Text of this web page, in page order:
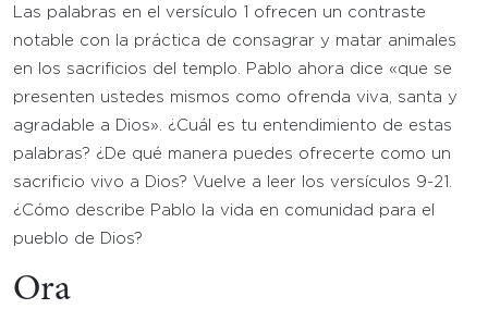
Las palabras en el versículo 1 ofrecen un contraste
notable con la práctica de consagrar y matar animales
en los sacrificios del templo. Pablo ahora dice «que se
presenten ustedes mismos como ofrenda viva, santa y
agradable a Dios». ¿Cuál es tu entendimiento de estas
palabras? ¿De qué manera puedes ofrecerte como un
sacrificio vivo a Dios? Vuelve a leer los versículos 9-21.
¿Cómo describe Pablo la vida en comunidad para el
pueblo de Dios?
Ora